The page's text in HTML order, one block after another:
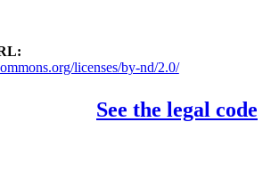
licenses/by-nd/2.0/
See the legal code